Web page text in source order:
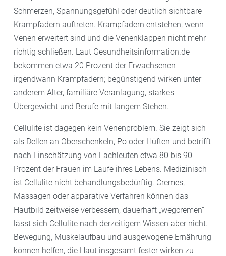
Schmerzen, Spannungsgefühl oder deutlich sichtbare
Krampfadern auftreten. Krampfadern entstehen, wenn
Venen erweitert sind und die Venenklappen nicht mehr
richtig schließen. Laut Gesundheitsinformation.de
bekommen etwa 20 Prozent der Erwachsenen
irgendwann Krampfadern; begünstigend wirken unter
anderem Alter, familiäre Veranlagung, starkes
Übergewicht und Berufe mit langem Stehen.
Cellulite ist dagegen kein Venenproblem. Sie zeigt sich
als Dellen an Oberschenkeln, Po oder Hüften und betrifft
nach Einschätzung von Fachleuten etwa 80 bis 90
Prozent der Frauen im Laufe ihres Lebens. Medizinisch
ist Cellulite nicht behandlungsbedürftig. Cremes,
Massagen oder apparative Verfahren können das
Hautbild zeitweise verbessern, dauerhaft „wegcremen“
lässt sich Cellulite nach derzeitigem Wissen aber nicht.
Bewegung, Muskelaufbau und ausgewogene Ernährung
können helfen, die Haut insgesamt fester wirken zu